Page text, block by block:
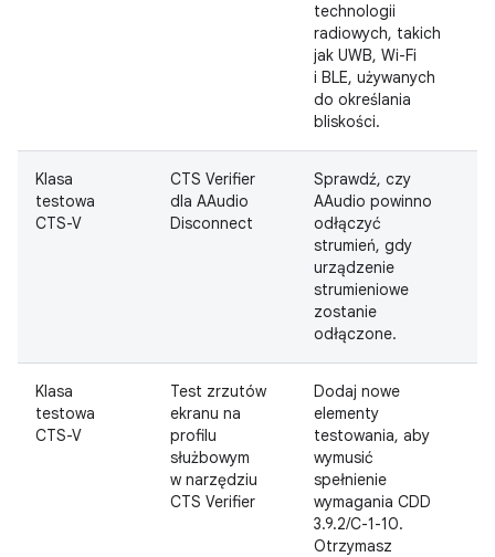
technologii
radiowych, takich
jak UWB, Wi-Fi
i BLE, używanych
do określania
bliskości.
Klasa
testowa
CTS-V
CTS Verifier
dla AAudio
Disconnect
Sprawdź, czy
AAudio powinno
odłączyć
strumień, gdy
urządzenie
strumieniowe
zostanie
odłączone.
Klasa
testowa
CTS-V
Test zrzutów
ekranu na
profilu
służbowym
w narzędziu
CTS Verifier
Dodaj nowe
elementy
testowania, aby
wymusić
spełnienie
wymagania CDD
3.9.2/C-1-10.
Otrzymasz